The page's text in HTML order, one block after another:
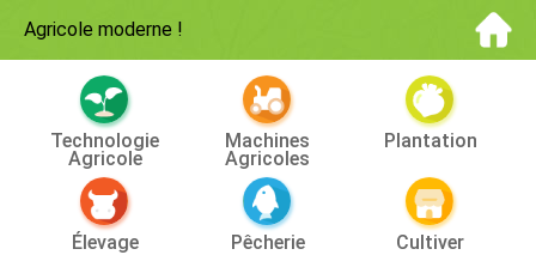
Agricole moderne !
Technologie
Agricole
Machines
Agricoles
Plantation
Élevage Pêcherie
Cultiver